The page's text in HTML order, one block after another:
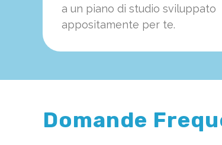
a un piano di studio sviluppato
appositamente per te.
Domande